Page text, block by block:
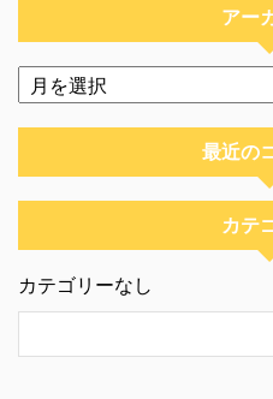
アー
最近の
カテ
カテゴリーなし